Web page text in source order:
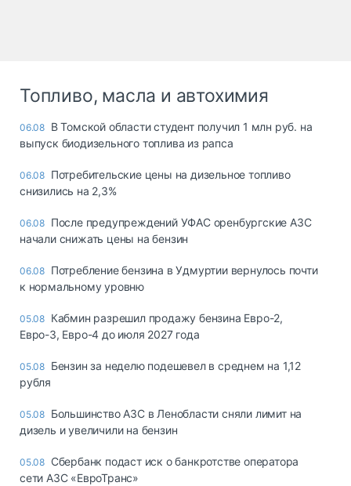
Топливо, масла и автохимия
06.08 В Томской области студент получил 1 млн руб. на
выпуск биодизельного топлива из рапса
06.08 Потребительские цены на дизельное топливо
снизились на 2,3%
06.08 После предупреждений УФАС оренбургские АЗС
начали снижать цены на бензин
06.08 Потребление бензина в Удмуртии вернулось почти
к нормальному уровню
05.08 Кабмин разрешил продажу бензина Евро-2,
Евро-3, Евро-4 до июля 2027 года
05.08 Бензин за неделю подешевел в среднем на 1,12
рубля
05.08 Большинство АЗС в Ленобласти сняли лимит на
дизель и увеличили на бензин
05.08 Сбербанк подаст иск о банкротстве оператора
сети АЗС «ЕвроТранс»